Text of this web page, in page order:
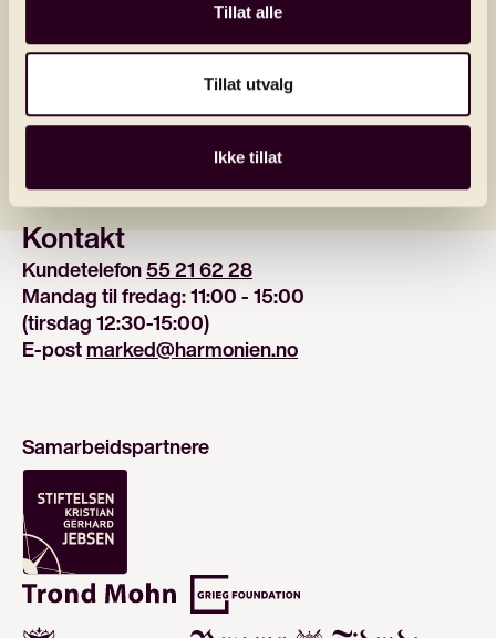
Tillat alle
Tillat utvalg
Ikke tillat
Send
Kontakt
Kundetelefon 55 21 62 28
Mandag til fredag: 11:00 - 15:00
(tirsdag 12:30-15:00)
E-post marked@harmonien.no
Samarbeidspartnere